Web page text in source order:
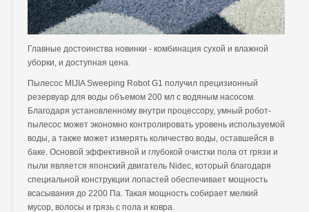
Главные достоинства новинки - комбинация сухой и влажной
уборки, и доступная цена.
Пылесос MIJIA Sweeping Robot G1 получил прецизионный
резервуар для воды объемом 200 мл с водяным насосом.
Благодаря установленному внутри процессору, умный робот-
пылесос может экономно контролировать уровень используемой
воды, а также может измерять количество воды, оставшейся в
баке. Основой эффективной и глубокой очистки пола от грязи и
пыли является японский двигатель Nidec, который благодаря
специальной конструкции лопастей обеспечивает мощность
всасывания до 2200 Па. Такая мощность собирает мелкий
мусор, волосы и грязь с пола и ковра.